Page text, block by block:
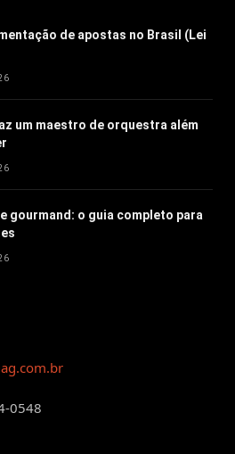
de apostas no Brasil (Lei
um maestro de orquestra além
gourmand: o guia completo para
0548